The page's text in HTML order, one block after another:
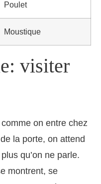
Poulet
Moustique
visiter
on entre chez
la porte, on attend
qu’on ne parle.
montrent, se